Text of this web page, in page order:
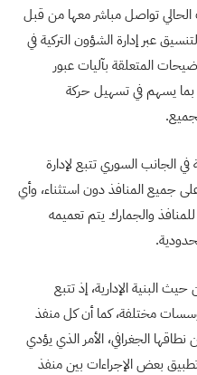
الحالي تواصل مباشر معها من قبل
عبر إدارة الشؤون التركية في
المتعلقة بآليات عبور
بما يسهم في تسهيل حركة
الجانب السوري تتبع لإدارة
جميع المنافذ دون استثناء، وأي
والجمارك يتم تعميمه
البنية الإدارية، إذ تتبع
مختلفة، كما أن كل منفذ
نطاقها الجغرافي، الأمر الذي يؤدي
بعض الإجراءات بين منفذ